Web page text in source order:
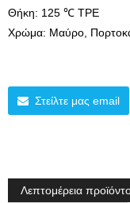
Θήκη: 125 ℃ TPE
Χρώμα: Μαύρο,
Στείλτε μας email
Λεπτομέρεια